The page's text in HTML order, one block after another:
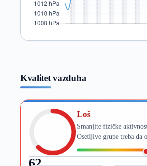
Kvalitet vazduha
62
Loš
Smanjite fizičke
Osetljive grupe treba da